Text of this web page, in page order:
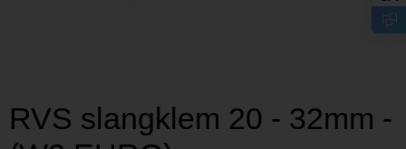
RVS slangklem 20 - 32mm -